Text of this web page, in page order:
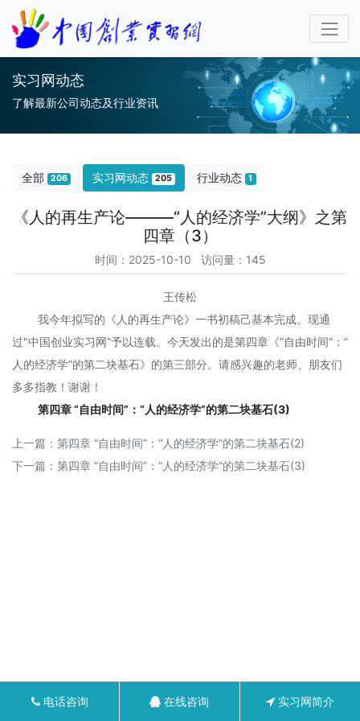
实习网动态
了解最新公司动态及行业资讯
全部 206 实习网动态 205 行业动态 1
《人的再生产论———“人的经济学”大纲》之第
四章（3）
时间：2025-10-10 访问量：145
王传松
我今年拟写的《人的再生产论》一书初稿己基本完成。现通
过"中国创业实习网”予以连载。今天发出的是第四章《”自由时间“：”
人的经济学”的第二块基石》的第三部分。请感兴趣的老师、朋友们
多多指教！谢谢！
第四章 “自由时间”：“人的经济学”的第二块基石(3)
上一篇： 第四章 “自由时间”：“人的经济学”的第二块基石(2)
下一篇： 第四章 “自由时间”：“人的经济学”的第二块基石(3)
电话咨询 在线咨询 实习网简介